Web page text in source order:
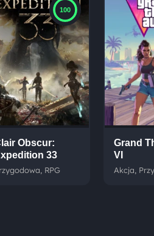
100
Obscur:
33
RPG
Grand
VI
Akcja,